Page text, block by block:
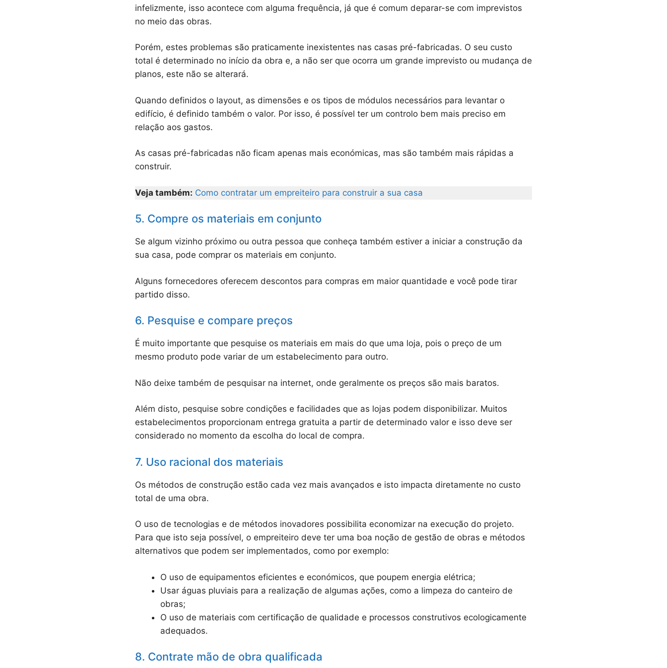
infelizmente, isso acontece com alguma frequência, já que é comum deparar-se com imprevistos
no meio das obras.
Porém, estes problemas são praticamente inexistentes nas casas pré-fabricadas. O seu custo
total é determinado no início da obra e, a não ser que ocorra um grande imprevisto ou mudança de
planos, este não se alterará.
Quando definidos o layout, as dimensões e os tipos de módulos necessários para levantar o
edifício, é definido também o valor. Por isso, é possível ter um controlo bem mais preciso em
relação aos gastos.
As casas pré-fabricadas não ficam apenas mais económicas, mas são também mais rápidas a
construir.
Veja também: Como contratar um empreiteiro para construir a sua casa
5. Compre os materiais em conjunto
Se algum vizinho próximo ou outra pessoa que conheça também estiver a iniciar a construção da
sua casa, pode comprar os materiais em conjunto.
Alguns fornecedores oferecem descontos para compras em maior quantidade e você pode tirar
partido disso.
6. Pesquise e compare preços
É muito importante que pesquise os materiais em mais do que uma loja, pois o preço de um
mesmo produto pode variar de um estabelecimento para outro.
Não deixe também de pesquisar na internet, onde geralmente os preços são mais baratos.
Além disto, pesquise sobre condições e facilidades que as lojas podem disponibilizar. Muitos
estabelecimentos proporcionam entrega gratuita a partir de determinado valor e isso deve ser
considerado no momento da escolha do local de compra.
7. Uso racional dos materiais
Os métodos de construção estão cada vez mais avançados e isto impacta diretamente no custo
total de uma obra.
O uso de tecnologias e de métodos inovadores possibilita economizar na execução do projeto.
Para que isto seja possível, o empreiteiro deve ter uma boa noção de gestão de obras e métodos
alternativos que podem ser implementados, como por exemplo:
O uso de equipamentos eficientes e económicos, que poupem energia elétrica;
Usar águas pluviais para a realização de algumas ações, como a limpeza do canteiro de
obras;
O uso de materiais com certificação de qualidade e processos construtivos ecologicamente
adequados.
8. Contrate mão de obra qualificada